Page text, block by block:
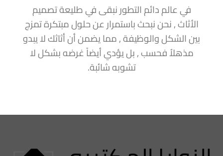
في عالم دائم التطور نبقى في طليعة تصميم
الأثاث , نحن نبحث باستمرار عن حلول مبتكرة تمزج
بين الشكل والوظيفة , مما يضمن أن أثاثك لا يبدو
مذهلاُ فحسب , بل يؤدي أيضاً غرضه بشكل لا
تشوبه شائبة.